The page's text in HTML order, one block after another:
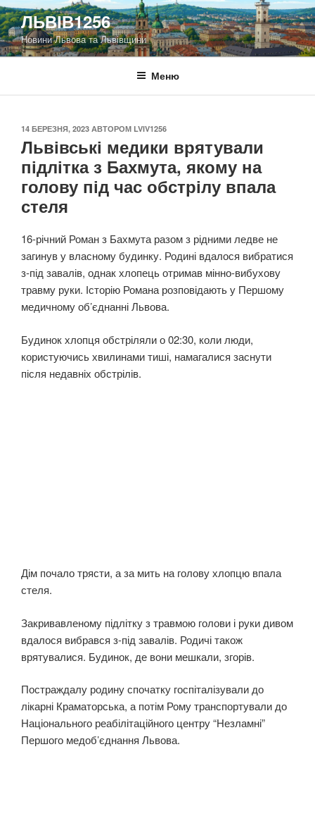
Перейти
до
вмісту
ЛЬВІВ1256
Новини Львова та Львівщини
Меню
ОПУБЛІКОВАНО
14 БЕРЕЗНЯ, 2023 АВТОРОМ LVIV1256
Львівські медики врятували
підлітка з Бахмута, якому на
голову під час обстрілу впала
стеля
16-річний Роман з Бахмута разом з рідними ледве не
загинув у власному будинку. Родині вдалося вибратися
з-під завалів, однак хлопець отримав мінно-вибухову
травму руки. Історію Романа розповідають у Першому
медичному об’єднанні Львова.
Будинок хлопця обстріляли о 02:30, коли люди,
користуючись хвилинами тиші, намагалися заснути
після недавніх обстрілів.
Дім почало трясти, а за мить на голову хлопцю впала
стеля.
Закривавленому підлітку з травмою голови і руки дивом
вдалося вибрався з-під завалів. Родичі також
врятувалися. Будинок, де вони мешкали, згорів.
Постраждалу родину спочатку госпіталізували до
лікарні Краматорська, а потім Рому транспортували до
Національного реабілітаційного центру “Незламні”
Першого медоб’єднання Львова.